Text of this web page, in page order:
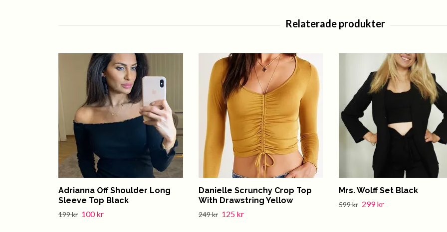
Adrianna Off Shoulder Long
Sleeve Top Black
199 kr 100 kr
Danielle Scrunchy Crop Top
With Drawstring Yellow
249 kr 125 kr
Mrs. Wolff Set Black
599 kr 299 kr